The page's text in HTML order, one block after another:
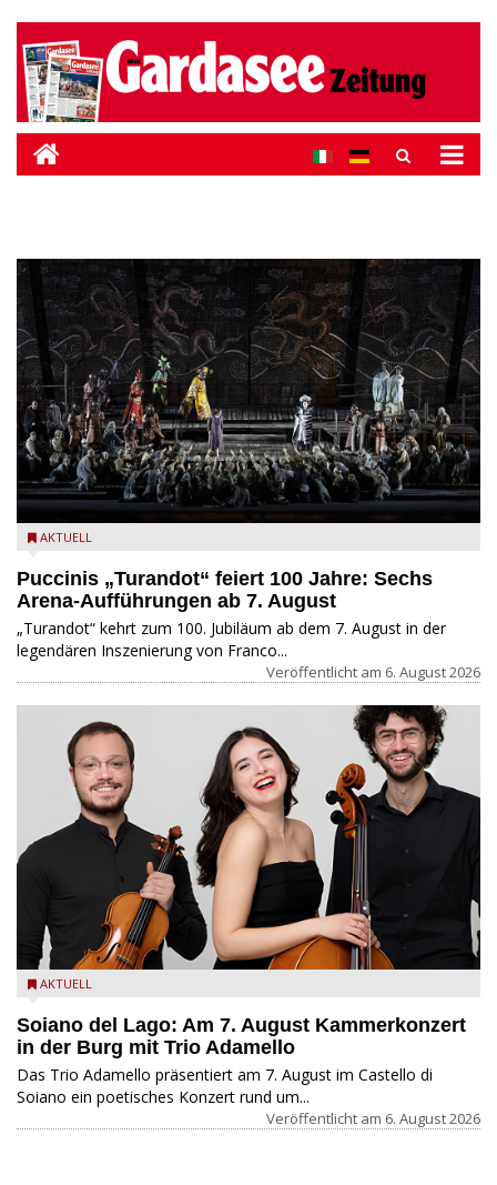
AKTUELL
Puccinis „Turandot“ feiert 100 Jahre: Sechs
Arena-Aufführungen ab 7. August
„Turandot“ kehrt zum 100. Jubiläum ab dem 7. August in der
legendären Inszenierung von Franco...
Veröffentlicht am 6. August 2026
AKTUELL
Soiano del Lago: Am 7. August Kammerkonzert
in der Burg mit Trio Adamello
Das Trio Adamello präsentiert am 7. August im Castello di
Soiano ein poetisches Konzert rund um...
Veröffentlicht am 6. August 2026